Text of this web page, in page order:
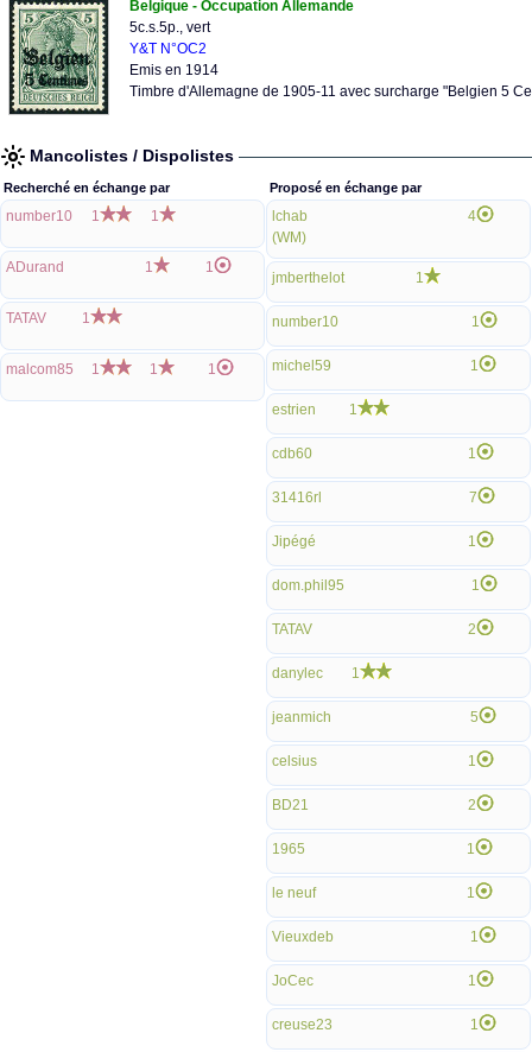
Belgique - Occupation Allemande
5c.s.5p., vert
Y&T N°OC2
Emis en 1914
Timbre d'Allemagne de 1905-11 avec surcharge "Belgien 5
Mancolistes / Dispolistes
Recherché en échange par
number10 1 1
ADurand 1 1
TATAV 1
malcom85 1 1 1
Proposé en échange par
lchab
(WM)
4
jmberthelot 1
number10 1
michel59 1
estrien 1
cdb60 1
31416rl 7
Jipégé 1
dom.phil95 1
TATAV 2
danylec 1
jeanmich 5
celsius 1
BD21 2
1965 1
le neuf 1
Vieuxdeb 1
JoCec 1
creuse23 1